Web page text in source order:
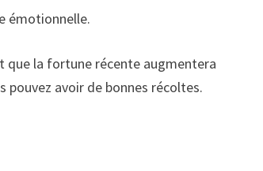
émotionnelle.
que la fortune récente augmentera
pouvez avoir de bonnes récoltes.